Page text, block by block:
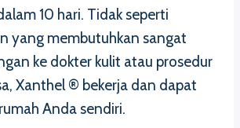
10 hari. Tidak seperti
yang membutuhkan sangat
ke dokter kulit atau prosedur
Xanthel ® bekerja dan dapat
Anda sendiri.